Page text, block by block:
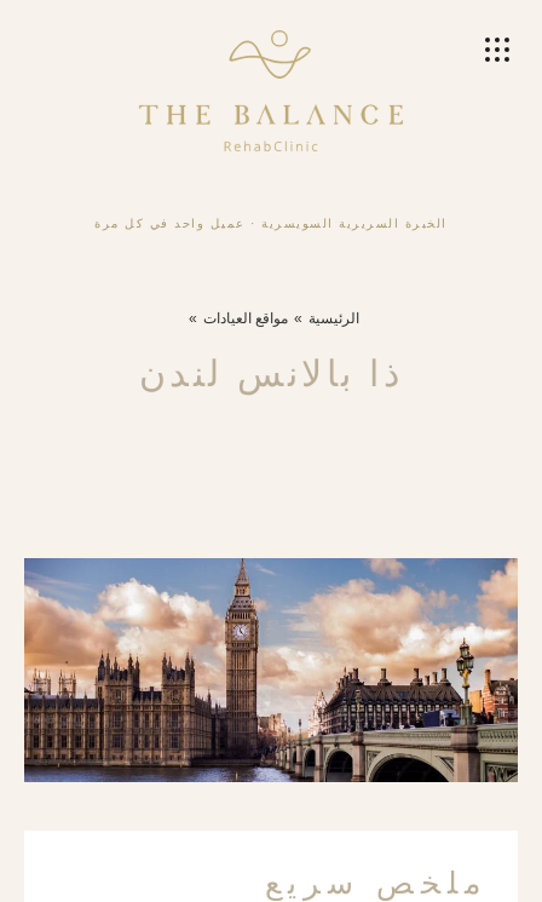
الخبرة السريرية السويسرية · عميل واحد في كل مرة
الرئيسية مواقع العيادات
ذا بالانس لندن
ملخص سريع